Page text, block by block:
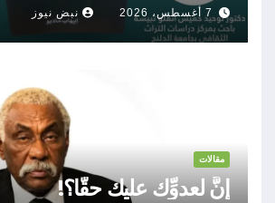
7 أغسطس، 2026 نبض نيوز
مقالات
إنَّ لعدوِّك عليك حقًّا؟!